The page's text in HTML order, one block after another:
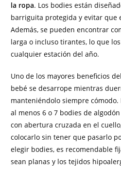
la ropa. Los bodies están
barriguita protegida y evitar que
Además, se pueden encontrar
larga o incluso tirantes, lo que
cualquier estación del año.
Uno de los mayores beneficios
bebé se desarrope mientras
manteniéndolo siempre cómodo.
al menos 6 o 7 bodies de
con abertura cruzada en el
colocarlo sin tener que pasarlo
elegir bodies, es recomendable
sean planas y los tejidos